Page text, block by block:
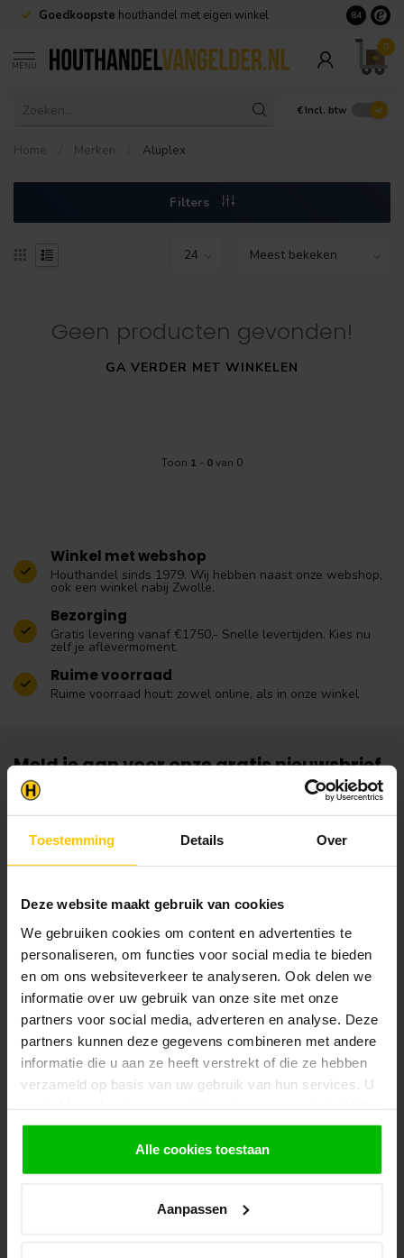
Toestemming Details Over
Deze website maakt gebruik van cookies
We gebruiken cookies om content en advertenties te
personaliseren, om functies voor social media te bieden
en om ons websiteverkeer te analyseren. Ook delen we
informatie over uw gebruik van onze site met onze
partners voor social media, adverteren en analyse. Deze
partners kunnen deze gegevens combineren met andere
informatie die u aan ze heeft verstrekt of die ze hebben
verzameld op basis van uw gebruik van hun services. U
gebruiken.
Alle cookies toestaan
Aanpassen
Goedkoopste houthandel met eigen winkel Geen
8.4
MENU
0
€ Incl. btw
Home Merken Aluplex
Filters
Geen producten gevonden!
GA VERDER MET WINKELEN
Toon 1 - 0van 0
Winkel met webshop
Houthandel sinds 1979. Wij hebben naast onze webshop,
ook een winkel nabij Zwolle.
Bezorging
Gratis levering vanaf €1750,- Snelle levertijden. Kies nu
zelf je aflevermoment.
Ruime voorraad
Ruime voorraad hout: zowel online, als in onze winkel
Klantenservice
Heeft u vragen over onze producten of over levertijden? Bel of
mail ons! Wij staan u graag te woord en geven graag vakkundig
advies. De openingstijden van onze telefonische helpdesk zijn:
Maandag t/m vrijdag: 9:30 tot 11:30 uur en 14:00 tot 16:00 uur.
Klantenservice
Meld je aan voor onze gratis nieuwsbrief.
Vergeet niet om je inschrijving te
bevestigen!
Houthandel van Gelder